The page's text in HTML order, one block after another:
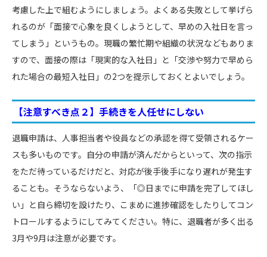
考慮した上で組むようにしましょう。よくある失敗として挙げら
れるのが「面接で心象を良くしようとして、早めの入社日を言っ
てしまう」というもの。現職の繁忙期や組織の状況などもありま
すので、面接の際は「現実的な入社日」と「交渉や努力で早めら
れた場合の最短入社日」の2つを提示しておくとよいでしょう。
【注意すべき点２】手続きを人任せにしない
退職申請は、人事担当者や役員などの承認を得て受領されるケー
スも多いものです。自分の申請が済んだからといって、次の指示
をただ待っているだけだと、対応が後手後手になり遅れが発生す
ることも。そうならないよう、「◎日までに申請を完了してほし
い」と自ら締切を設けたり、こまめに進捗確認をしたりしてコン
トロールするようにしてみてください。特に、退職者が多く出る
3月や9月は注意が必要です。